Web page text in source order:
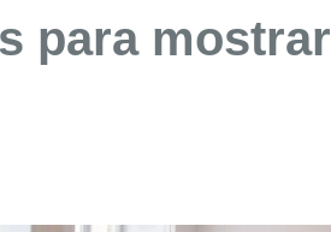
para mostrar